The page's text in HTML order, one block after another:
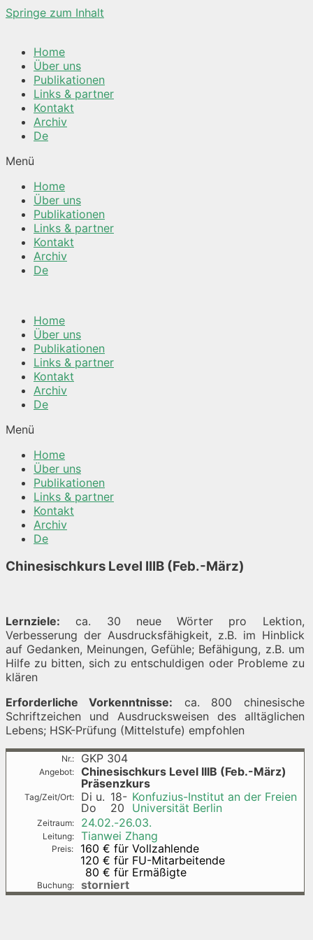
Springe zum Inhalt
Home
Über uns
Publikationen
Links & partner
Kontakt
Archiv
De
Menü
Home
Über uns
Publikationen
Links & partner
Kontakt
Archiv
De
Home
Über uns
Publikationen
Links & partner
Kontakt
Archiv
De
Menü
Home
Über uns
Publikationen
Links & partner
Kontakt
Archiv
De
Chinesischkurs Level IIIB (Feb.-März)
Lernziele: ca. 30 neue Wörter pro Lektion,
Verbesserung der Ausdrucksfähigkeit, z.B. im Hinblick
auf Gedanken, Meinungen, Gefühle; Befähigung, z.B. um
Hilfe zu bitten, sich zu entschuldigen oder Probleme zu
klären
Erforderliche Vorkenntnisse: ca. 800 chinesische
Schriftzeichen und Ausdrucksweisen des alltäglichen
Lebens; HSK-Prüfung (Mittelstufe) empfohlen
GKP 304
Chinesischkurs Level IIIB (Feb.-März)
Präsenzkurs
Di u.
Do
18-
20
Konfuzius-Institut an der Freien
Universität Berlin
24.02.-26.03.
Tianwei Zhang
160 € für Vollzahlende
120 € für FU-Mitarbeitende
80 € für Ermäßigte
storniert